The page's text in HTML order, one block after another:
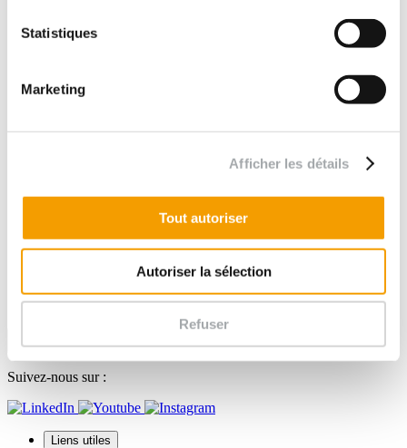
Statistiques
Marketing
Afficher les détails
Tout autoriser
Autoriser la sélection
Refuser
•
Industrie
•
•
•
Particuliers
Suivez-nous sur :
Liens utiles